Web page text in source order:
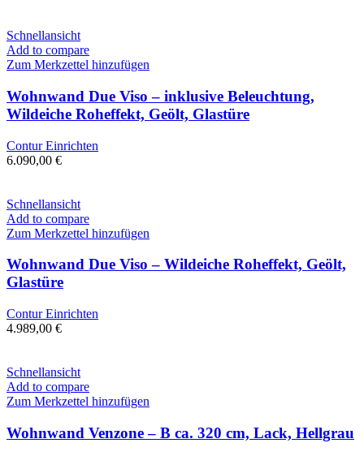
Schnellansicht
Add to compare
Zum Merkzettel hinzufügen
Wohnwand Due Viso – inklusive Beleuchtung,
Wildeiche Roheffekt, Geölt, Glastüre
Contur Einrichten
6.090,00 €
Schnellansicht
Add to compare
Zum Merkzettel hinzufügen
Wohnwand Due Viso – Wildeiche Roheffekt, Geölt,
Glastüre
Contur Einrichten
4.989,00 €
Schnellansicht
Add to compare
Zum Merkzettel hinzufügen
Wohnwand Venzone – B ca. 320 cm, Lack, Hellgrau